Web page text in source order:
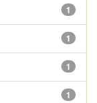
1
1
1
1